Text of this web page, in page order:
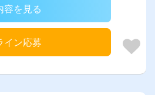
容を見る
イン応募